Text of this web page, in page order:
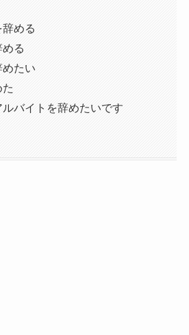
める
る
たい
バイトを辞めたいです